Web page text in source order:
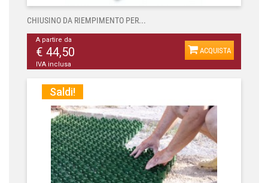
CHIUSINO DA RIEMPIMENTO PER...
A partire da
€ 44,50
IVA inclusa
ACQUISTA
Saldi!